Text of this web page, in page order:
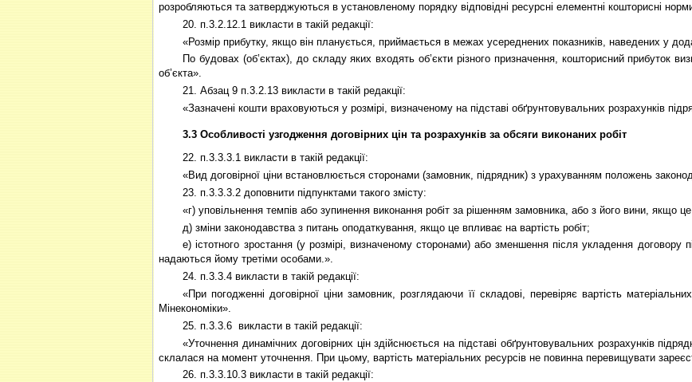
розробляються та затверджуються в установленому порядку відповідні ресурсні елементні кошторисні
20. п.3.2.12.1 викласти в такій редакції:
«Розмір прибутку, якщо він планується, приймається в межах усереднених показників, наведених у
По будовах (об’єктах), до складу яких входять об’єкти різного призначення, кошторисний прибуток
об’єкта».
21. Абзац 9 п.3.2.13 викласти в такій редакції:
«Зазначені кошти враховуються у розмірі, визначеному на підставі обґрунтовувальних розрахунків
3.3 Особливості узгодження договірних цін та розрахунків за обсяги виконаних робіт
22. п.3.3.3.1 викласти в такій редакції:
«Вид договірної ціни встановлюється сторонами (замовник, підрядник) з урахуванням положень
23. п.3.3.3.2 доповнити підпунктами такого змісту:
«г) уповільнення темпів або зупинення виконання робіт за рішенням замовника, або з його вини, якщо
д) зміни законодавства з питань оподаткування, якщо це впливає на вартість робіт;
е) істотного зростання (у розмірі, визначеному сторонами) або зменшення після укладення
надаються йому третіми особами.».
24. п.3.3.4 викласти в такій редакції:
«При погодженні договірної ціни замовник, розглядаючи її складові, перевіряє вартість
Мінекономіки».
25. п.3.3.6 викласти в такій редакції:
«Уточнення динамічних договірних цін здійснюється на підставі обґрунтовувальних розрахунків
склалася на момент уточнення. При цьому, вартість матеріальних ресурсів не повинна перевищувати
26. п.3.3.10.3 викласти в такій редакції: